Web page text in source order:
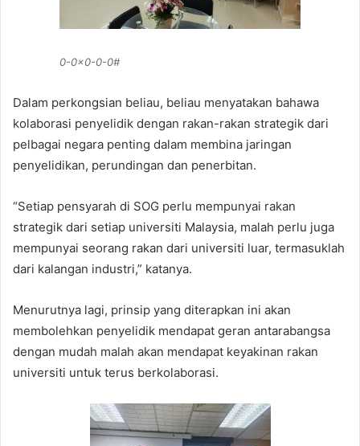
0-0x0-0-0#
Dalam perkongsian beliau, beliau menyatakan bahawa
kolaborasi penyelidik dengan rakan-rakan strategik dari
pelbagai negara penting dalam membina jaringan
penyelidikan, perundingan dan penerbitan.
“Setiap pensyarah di SOG perlu mempunyai rakan
strategik dari setiap universiti Malaysia, malah perlu juga
mempunyai seorang rakan dari universiti luar, termasuklah
dari kalangan industri,” katanya.
Menurutnya lagi, prinsip yang diterapkan ini akan
membolehkan penyelidik mendapat geran antarabangsa
dengan mudah malah akan mendapat keyakinan rakan
universiti untuk terus berkolaborasi.